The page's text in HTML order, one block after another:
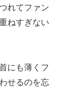
れてファン
ねすぎない
にも薄くフ
せるのを忘